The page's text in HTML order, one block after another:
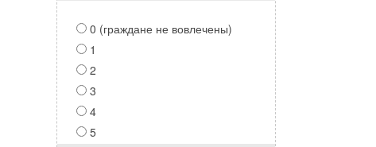
0 (граждане не вовлечены)
1
2
3
4
5